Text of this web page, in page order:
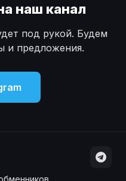
наш канал
под рукой. Будем
и предложения.